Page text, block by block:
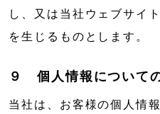
し、又は当社ウェブサイ
を生じるものとします。
９ 個人情報について
当社は、お客様の個人情